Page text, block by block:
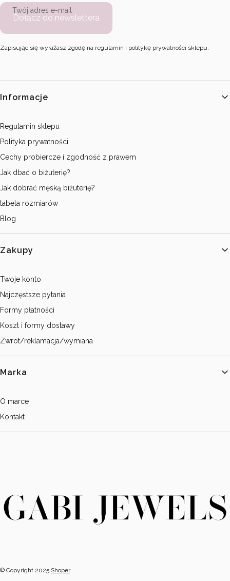
Twój adres e-mail
Dołącz do newslettera
Zapisując się wyrażasz zgodę na regulamin i politykę prywatności sklepu.
Linki w stopce
Informacje
Regulamin sklepu
Polityka prywatności
Cechy probiercze i zgodność z prawem
Jak dbać o biżuterię?
Jak dobrać męską biżuterię?
tabela rozmiarów
Blog
Zakupy
Twoje konto
Najczęstsze pytania
Formy płatności
Koszt i formy dostawy
Zwrot/reklamacja/wymiana
Marka
O marce
Kontakt
© Copyright 2025 Shoper